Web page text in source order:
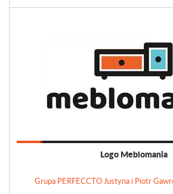
Logo Meblomania
Grupa PERFECCTO Justyna i Piotr